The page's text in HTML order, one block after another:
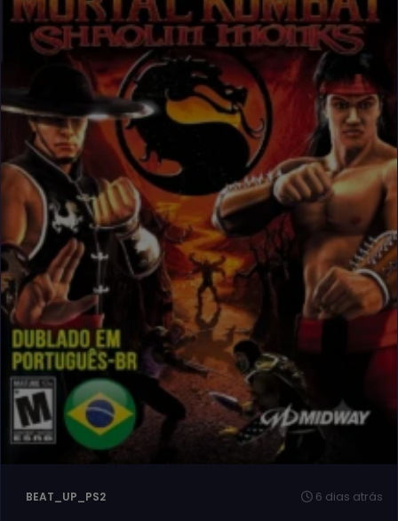
BEAT_UP_PS2 6 dias atrás